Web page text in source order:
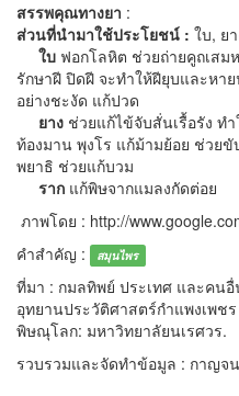
สรรพคุณทางยา :
ส่วนที่นำมาใช้ประโยชน์ : ใบ, ย
ใบ ฟอกโลหิต ช่วยถ่ายคูถเสม
รักษาฝี ปิดฝี จะทำให้ฝียุบและหา
อย่างชะงัด แก้ปวด
ยาง ช่วยแก้ไข้จับสั่นเรื้อรัง ท
ท้องมาน พุงโร แก้ม้ามย้อย ช่วย
พยาธิ ช่วยแก้บวม
ราก แก้พิษจากแมลงกัดต่อย
ภาพโดย : http://
คำสำคัญ :
สมุนไพร
ที่มา : กมลทิพย์ ประเทศ และคน
อุทยานประวัติศาสตร์กำแพงเพชร
พิษณุโลก: มหาวิทยาลัยนเรศวร.
รวบรวมและจัดทำข้อมูล : กาญจ